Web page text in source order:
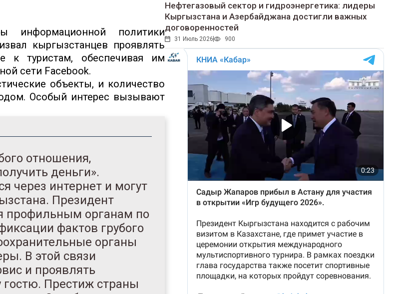
информационной политики
кыргызстанцев проявлять
к туристам, обеспечивая им
сети Facebook.
объекты, и количество
Особый интерес вызывают
отношения,
деньги».
через интернет и могут
Президент
профильным органам по
фактов грубого
органы
В этой связи
и проявлять
гостю. Престиж страны
Нефтегазовый сектор и гидроэнергетика: лидеры
Кыргызстана и Азербайджана достигли важных
договоренностей
31 Июль 2026 900